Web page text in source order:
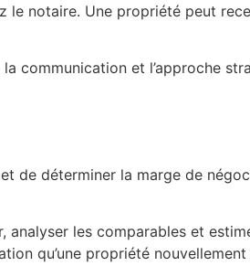
le notaire. Une propriété peut
communication et l’approche
de déterminer la marge de
les comparables et
qu’une propriété